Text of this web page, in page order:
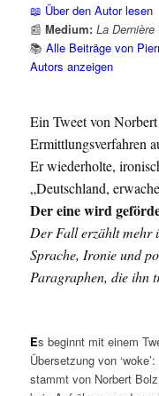
📖 Über den Autor lesen
📰 Medium: La Dernière
📚 Alle Beiträge von
Autors anzeigen
Ein Tweet von
Ermittlungsverfahren
Er wiederholte,
„Deutschland,
Der eine wird
Der Fall erzählt mehr
Sprache, Ironie und
Paragraphen, die ihn
Es beginnt mit einem
Übersetzung von
stammt von Norbert